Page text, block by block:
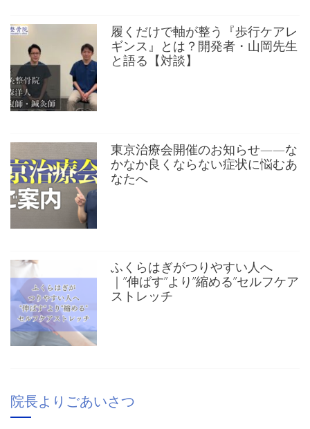
履くだけで軸が整う『歩行ケアレ
ギンス』とは？開発者・山岡先生
と語る【対談】
東京治療会開催のお知らせ——な
かなか良くならない症状に悩むあ
なたへ
ふくらはぎがつりやすい人へ
｜”伸ばす”より”縮める”セルフケア
ストレッチ
院長よりごあいさつ